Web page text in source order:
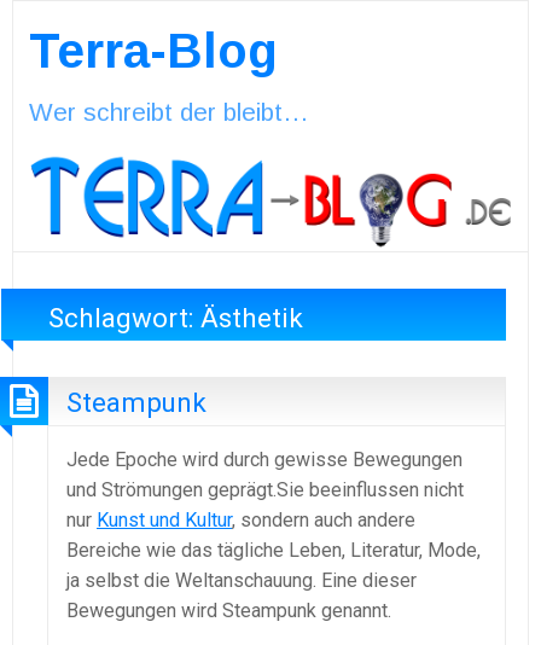
Terra-Blog
Wer schreibt der bleibt…
Schlagwort:Ästhetik
Steampunk
Jede Epoche wird durch gewisse Bewegungen
und Strömungen geprägt.Sie beeinflussen nicht
nur Kunst und Kultur, sondern auch andere
Bereiche wie das tägliche Leben, Literatur, Mode,
ja selbst die Weltanschauung. Eine dieser
Bewegungen wird Steampunk genannt.